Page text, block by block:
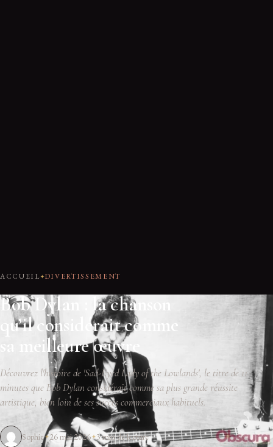
ACCUEIL DIVERTISSEMENT
Bob Dylan : la chanson
qu’il considérait comme
sa meilleure œuvre
Découvrez l'histoire de 'Sad-Eyed Lady of the Lowlands', le titre de 11
minutes que Bob Dylan considérait comme sa plus grande réussite
artistique, bien loin de ses succès commerciaux habituels.
Sophie 26 mai 2026 3 min de lecture